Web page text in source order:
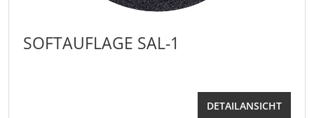
SOFTAUFLAGE SAL-1
DETAILANSICHT